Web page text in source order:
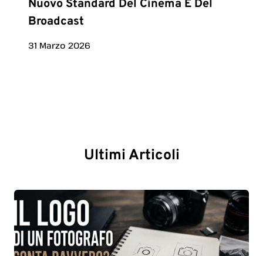
Nuovo Standard Del Cinema E Del
Broadcast
31 Marzo 2026
Ultimi Articoli